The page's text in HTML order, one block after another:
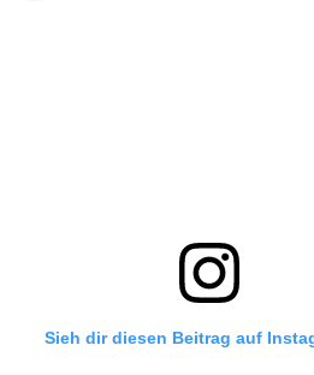
Sieh dir diesen Beitrag auf